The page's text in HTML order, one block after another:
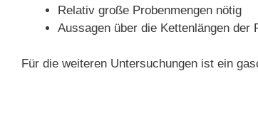
Relativ große Probenmengen nötig
Aussagen über die Kettenlängen
Für die weiteren Untersuchungen ist ein